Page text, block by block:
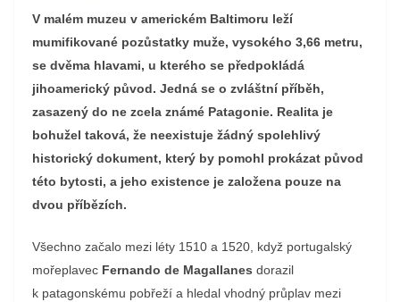
V malém muzeu v americkém Baltimoru leží
mumifikované pozůstatky muže, vysokého 3,66 metru,
se dvěma hlavami, u kterého se předpokládá
jihoamerický původ. Jedná se o zvláštní příběh,
zasazený do ne zcela známé Patagonie. Realita je
bohužel taková, že neexistuje žádný spolehlivý
historický dokument, který by pomohl prokázat původ
této bytosti, a jeho existence je založena pouze na
dvou příbězích.
Všechno začalo mezi léty 1510 a 1520, když portugalský
mořeplavec Fernando de Magallanes dorazil
k patagonskému pobřeží a hledal vhodný průplav mezi